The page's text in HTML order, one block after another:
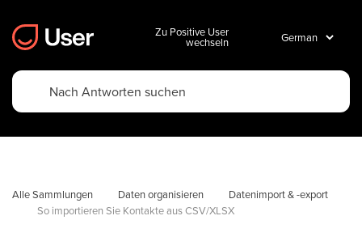
Zu Positive User
wechseln
Alle Sammlungen Daten organisieren
Datenimport & -export
So importieren Sie Kontakte aus CSV/XLSX